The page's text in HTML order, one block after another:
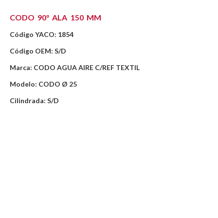
CODO 90° ALA 150 MM
Código YACO: 1854
Código OEM: S/D
Marca: CODO AGUA AIRE C/REF TEXTIL
Modelo: CODO Ø 25
Cilindrada: S/D